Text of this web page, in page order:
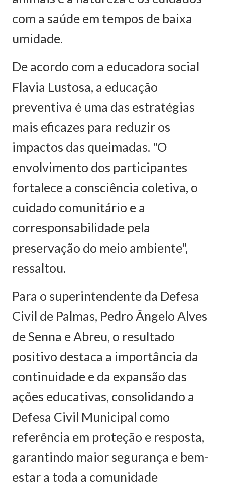
com a saúde em tempos de baixa
umidade.
De acordo com a educadora social
Flavia Lustosa, a educação
preventiva é uma das estratégias
mais eficazes para reduzir os
impactos das queimadas. "O
envolvimento dos participantes
fortalece a consciência coletiva, o
cuidado comunitário e a
corresponsabilidade pela
preservação do meio ambiente",
ressaltou.
Para o superintendente da Defesa
Civil de Palmas, Pedro Ângelo Alves
de Senna e Abreu, o resultado
positivo destaca a importância da
continuidade e da expansão das
ações educativas, consolidando a
Defesa Civil Municipal como
referência em proteção e resposta,
garantindo maior segurança e bem-
estar a toda a comunidade